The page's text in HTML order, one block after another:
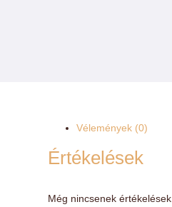
Vélemények (0)
Értékelések
Még nincsenek értékelések.